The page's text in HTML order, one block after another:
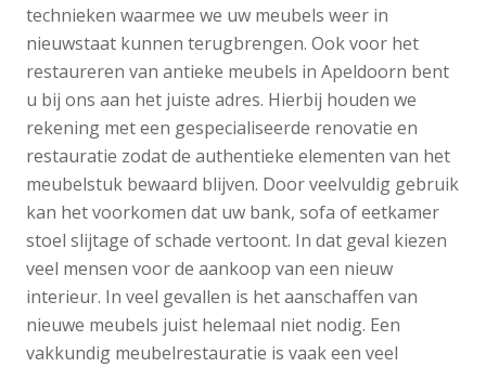
technieken waarmee we uw meubels weer in
nieuwstaat kunnen terugbrengen. Ook voor het
restaureren van antieke meubels in Apeldoorn bent
u bij ons aan het juiste adres. Hierbij houden we
rekening met een gespecialiseerde renovatie en
restauratie zodat de authentieke elementen van het
meubelstuk bewaard blijven. Door veelvuldig gebruik
kan het voorkomen dat uw bank, sofa of eetkamer
stoel slijtage of schade vertoont. In dat geval kiezen
veel mensen voor de aankoop van een nieuw
interieur. In veel gevallen is het aanschaffen van
nieuwe meubels juist helemaal niet nodig. Een
vakkundig meubelrestauratie is vaak een veel